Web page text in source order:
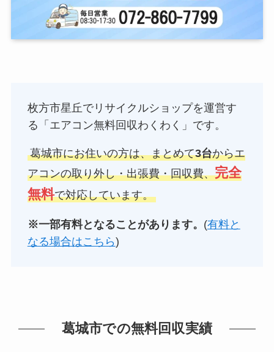
枚方市星丘でリサイクルショップを運営す
る「エアコン無料回収わくわく」です。
葛城市にお住いの方は、まとめて3台からエ
アコンの取り外し・出張費・回収費、完全
無料で対応しています。
※一部有料となることがあります。 (有料と
なる場合はこちら)
葛城市での無料回収実績